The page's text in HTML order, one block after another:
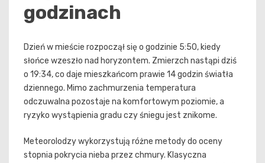
godzinach
Dzień w mieście rozpoczął się o godzinie 5:50, kiedy
słońce wzeszło nad horyzontem. Zmierzch nastąpi dziś
o 19:34, co daje mieszkańcom prawie 14 godzin światła
dziennego. Mimo zachmurzenia temperatura
odczuwalna pozostaje na komfortowym poziomie, a
ryzyko wystąpienia gradu czy śniegu jest znikome.
Meteorolodzy wykorzystują różne metody do oceny
stopnia pokrycia nieba przez chmury. Klasyczna